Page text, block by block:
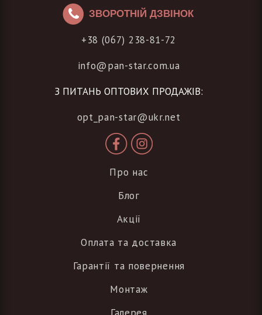
ЗВОРОТНІЙ ДЗВІНОК
+38 (067) 238-81-72
info@pan-star.com.ua
З ПИТАНЬ ОПТОВИХ ПРОДАЖІВ:
opt_pan-star@ukr.net
Про нас
Блог
Акції
Оплата та доставка
Гарантії та повернення
Монтаж